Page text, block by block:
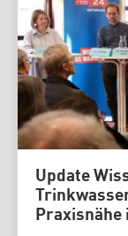
Update
Praxisnähe